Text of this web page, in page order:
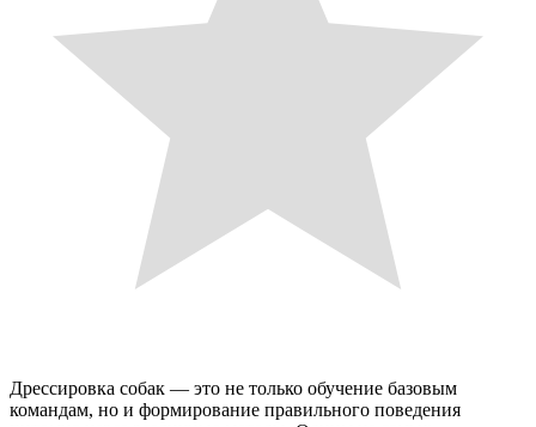
Дрессировка собак — это не только обучение базовым
командам, но и формирование правильного поведения